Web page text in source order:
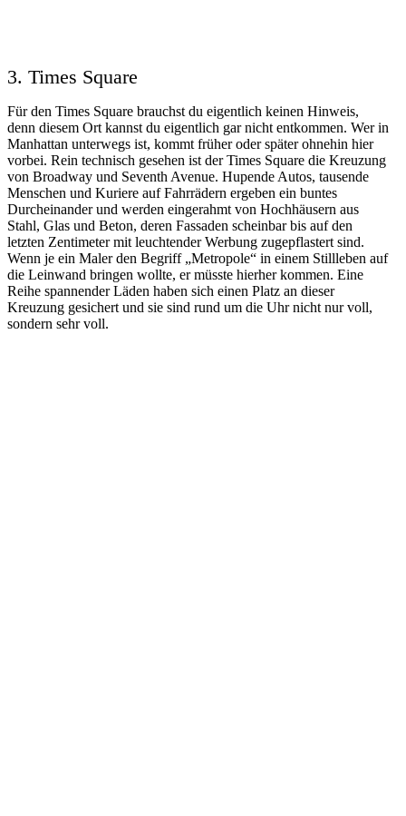
3. Times Square
Für den Times Square brauchst du eigentlich keinen Hinweis,
denn diesem Ort kannst du eigentlich gar nicht entkommen. Wer in
Manhattan unterwegs ist, kommt früher oder später ohnehin hier
vorbei. Rein technisch gesehen ist der Times Square die Kreuzung
von Broadway und Seventh Avenue. Hupende Autos, tausende
Menschen und Kuriere auf Fahrrädern ergeben ein buntes
Durcheinander und werden eingerahmt von Hochhäusern aus
Stahl, Glas und Beton, deren Fassaden scheinbar bis auf den
letzten Zentimeter mit leuchtender Werbung zugepflastert sind.
Wenn je ein Maler den Begriff „Metropole“ in einem Stillleben auf
die Leinwand bringen wollte, er müsste hierher kommen. Eine
Reihe spannender Läden haben sich einen Platz an dieser
Kreuzung gesichert und sie sind rund um die Uhr nicht nur voll,
sondern sehr voll.